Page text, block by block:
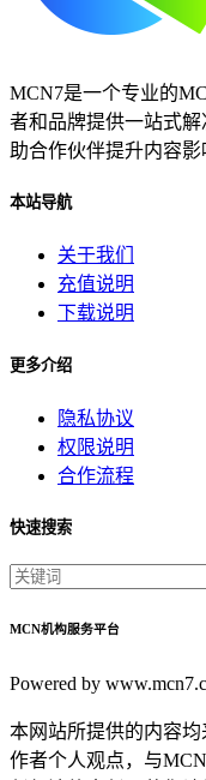
MCN7是一个专业的
者和品牌提供一站式
助合作伙伴提升内容影
本站导航
关于我们
充值说明
下载说明
更多介绍
隐私协议
权限说明
合作流程
快速搜索
MCN机构服务平台
Powered by
本网站所提供的内容
作者个人观点，与